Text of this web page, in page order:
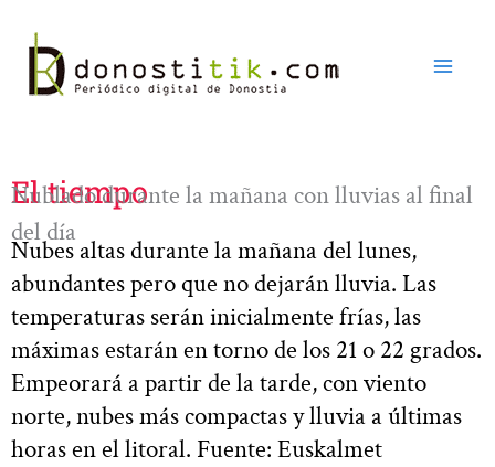
contenido
El tiempo
Nublado durante la mañana con lluvias al final
del día
Nubes altas durante la mañana del lunes,
abundantes pero que no dejarán lluvia. Las
temperaturas serán inicialmente frías, las
máximas estarán en torno de los 21 o 22 grados.
Empeorará a partir de la tarde, con viento
norte, nubes más compactas y lluvia a últimas
horas en el litoral. Fuente: Euskalmet